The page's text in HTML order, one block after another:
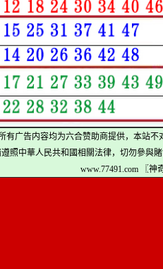
有广告内容均为六合赞助商提供，本站
照中華人民共和國相關法律，切勿參與
www.77491.com 〖神